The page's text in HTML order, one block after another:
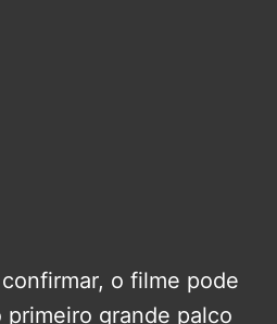
o filme pode
grande palco